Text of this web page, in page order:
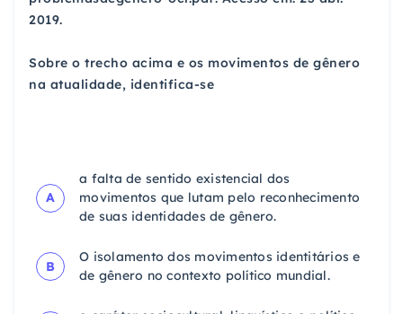
2019.
Sobre o trecho acima e os movimentos de gênero
na atualidade, identifica-se
A
a falta de sentido existencial dos
movimentos que lutam pelo reconhecimento
de suas identidades de gênero.
B
O isolamento dos movimentos identitários e
de gênero no contexto político mundial.